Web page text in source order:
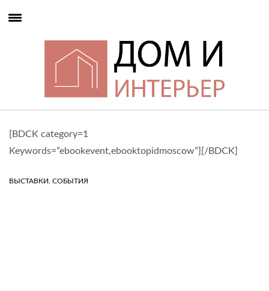
[BDCK category=1
Keywords=”ebookevent,ebooktopidmoscow”][/BDCK]
ВЫСТАВКИ, СОБЫТИЯ